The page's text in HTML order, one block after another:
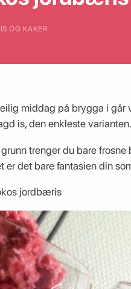
OG KAKER
middag på brygga i
is, den enkleste varianten.
trenger du bare
er det bare fantasien din
jordbæris